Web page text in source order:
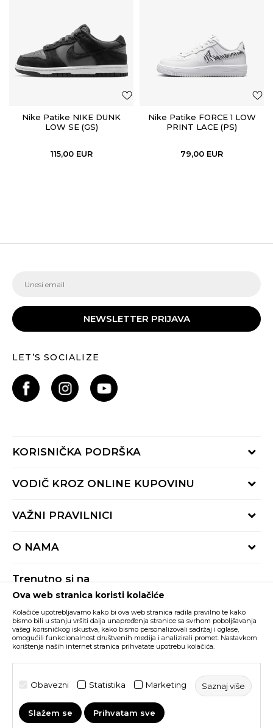
Nike Patike NIKE DUNK
LOW SE (GS)
115,00 EUR
Nike Patike FORCE 1 LOW
PRINT LACE (PS)
79,00 EUR
NEWSLETTER PRIJAVA
LET’S SOCIALIZE
KORISNIČKA PODRŠKA
Provjeri status porudžbine
Radno vrijeme 9-16h
VODIČ KROZ ONLINE KUPOVINU
Načini isporuke
Reklamacije
VAŽNI PRAVILNICI
Pravila Sport&Bonus programa
O NAMA
BUZZ Shopovi
Postani dio BUZZ tima
Trenutno si na
Buzz Crna Gora PROMIJENI
Nastojimo da budemo što precizniji u opisu proizvoda, prikazu slika i samih
cijena, ali ne možemo garantovati da su sve informacije kompletne i bez
grešaka. Svi artikli prikazani na sajtu su dio naše ponude i ne podrazumijeva da
su dostupni u svakom trenutku. Raspoloživost robe možete provjeriti pozivom
©2026www.buzzsneakers.me, IzradaNB SOFT. Sva prava
Ova web stranica koristi kolačiće
Kolačiće upotrebljavamo kako bi ova web stranica radila pravilno te kako
bismo bili u stanju vršiti dalja unapređenja stranice sa svrhom poboljšavanja
vašeg korisničkog iskustva, kako bismo personalizovali sadržaj i oglase,
omogućili funkcionalnost društvenih medija i analizirali promet. Nastavkom
korištenja naših internet stranica prihvatate upotrebu kolačića.
Obavezni Statistika Marketing Saznaj više
Slažem se Prihvatam sve